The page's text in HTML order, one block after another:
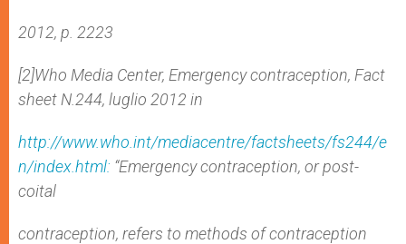
2012, p. 22­23
[2]Who Media Center, Emergency contraception, Fact
sheet N.244, luglio 2012 in
http://www.who.int/mediacentre/factsheets/fs244/e
n/index.html: “Emergency contraception, or post­
coital
contraception, refers to methods of contraception